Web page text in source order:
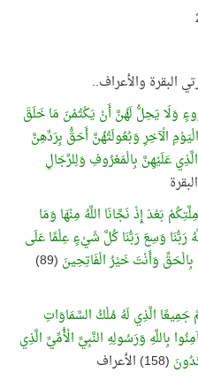
البقرة والأعراف..
وَلَا يَحِلُّ لَهُنَّ أَنْ يَكْتُمْنَ مَا خَلَقَ
الْآخِرِ وَبُعُولَتُهُنَّ أَحَقُّ بِرَدِّهِنَّ
عَلَيْهِنَّ بِالْمَعْرُوفِ وَلِلرِّجَالِ
بَعْدَ إِذْ نَجَّانَا اللَّهُ مِنْهَا وَمَا
رَبُّنَا وَسِعَ رَبُّنَا كُلَّ شَيْءٍ عِلْمًا عَلَى
بِالْحَقِّ وَأَنْتَ خَيْرُ الْفَاتِحِينَ
(89)
جَمِيعًا الَّذِي لَهُ مُلْكُ السَّمَاوَاتِ
بِاللَّهِ وَرَسُولِهِ النَّبِيِّ الْأُمِّيِّ الَّذِي
(158) الأعراف